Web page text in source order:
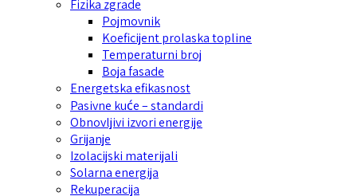
Fizika zgrade
Pojmovnik
Koeficijent prolaska topline
Temperaturni broj
Boja fasade
Energetska efikasnost
Pasivne kuće – standardi
Obnovljivi izvori energije
Grijanje
Izolacijski materijali
Solarna energija
Rekuperacija